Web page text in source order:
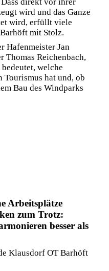
wird und das Ganze
wird, erfüllt viele
mit Stolz.
Hafenmeister Jan
Thomas Reichenbach,
welche
hat und, ob
Bau des Windparks
Arbeitsplätze
zum Trotz:
besser als
Klausdorf OT Barhöft